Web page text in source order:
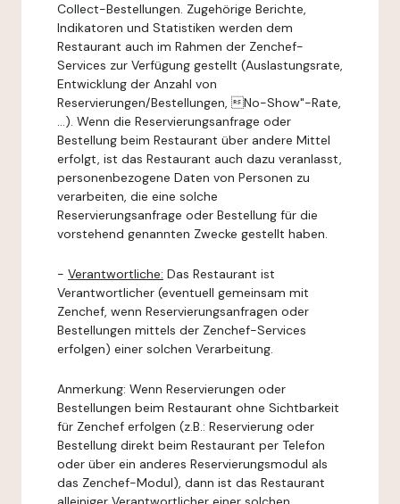
Collect-Bestellungen. Zugehörige Berichte,
Indikatoren und Statistiken werden dem
Restaurant auch im Rahmen der Zenchef-
Services zur Verfügung gestellt (Auslastungsrate,
Entwicklung der Anzahl von
Reservierungen/Bestellungen, No-Show"-Rate,
...). Wenn die Reservierungsanfrage oder
Bestellung beim Restaurant über andere Mittel
erfolgt, ist das Restaurant auch dazu veranlasst,
personenbezogene Daten von Personen zu
verarbeiten, die eine solche
Reservierungsanfrage oder Bestellung für die
vorstehend genannten Zwecke gestellt haben.
- Verantwortliche: Das Restaurant ist
Verantwortlicher (eventuell gemeinsam mit
Zenchef, wenn Reservierungsanfragen oder
Bestellungen mittels der Zenchef-Services
erfolgen) einer solchen Verarbeitung.
Anmerkung: Wenn Reservierungen oder
Bestellungen beim Restaurant ohne Sichtbarkeit
für Zenchef erfolgen (z.B.: Reservierung oder
Bestellung direkt beim Restaurant per Telefon
oder über ein anderes Reservierungsmodul als
das Zenchef-Modul), dann ist das Restaurant